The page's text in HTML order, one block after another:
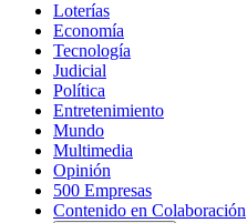
Loterías
Economía
Tecnología
Judicial
Política
Entretenimiento
Mundo
Multimedia
Opinión
500 Empresas
Contenido en Colaboración